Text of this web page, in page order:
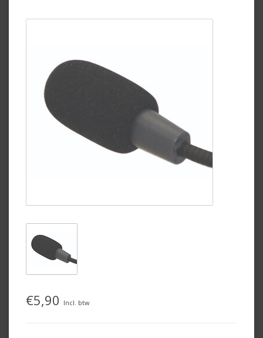
€5,90 Incl. btw